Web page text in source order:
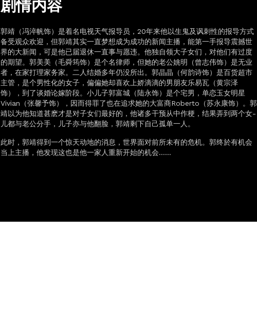
剧情内容
郭靖（冯淬帆饰）是着名电视天气报导员，20年来他以生鬼及讽刺性的报导方式
备受观众欢迎，但郭靖其实一直梦想成为成功的新闻主播，能第一手报导震撼世
界的大新闻，可是他­­已届退休一直事与愿违。他独自领大子女们，对他们有过度
的期望。郭美美（毛舜筠饰）是个名律师，但她的老公姚明（曾志伟饰）是无业
者，在家打理家务家。二人结婚多年仍没­所­出。郭晶晶（何韵诗饰）是百货超市
主管，是个男性化的女子，偏偏她却喜欢上娇滴滴的男朋友乐易瓦（黄宗泽
饰），到了谈婚论嫁阶段。小儿子郭富城（陆永饰）是个宅男，单­恋玉­女明星
Vivian（张馨予饰），因而得罪了也在追求她的大富商Roberto（苏永康饰）。郭
靖以为他知道甚麽才是对子女们最好的，他诸多干预从中作梗，结果弄到­两个女­
儿都与老公分手，儿子亦与他翻脸，郭靖剩下自己孤单一人。
此时，郭靖得到一个惊天动地的消息，世界面对前所未有的危机。郭终於有机会
当上主播，他发现这也是他一家人重新开始的机会……